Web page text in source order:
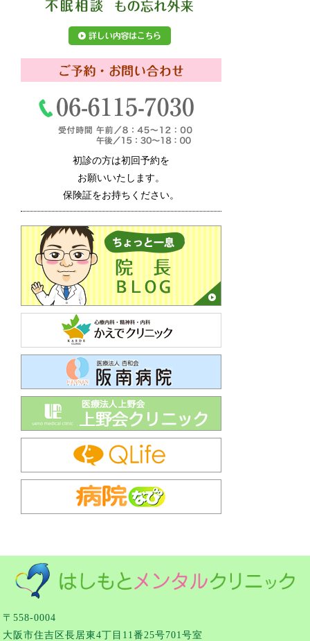
初診の方は初回予約を
お願いいたします。
保険証をお持ちください。
〒558-0004
大阪市住吉区長居東4丁目11番25号701号室